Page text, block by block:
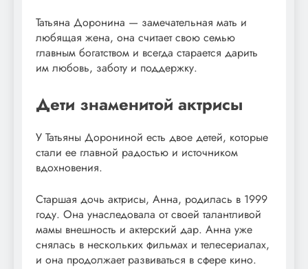
Татьяна Доронина — замечательная мать и
любящая жена, она считает свою семью
главным богатством и всегда старается дарить
им любовь, заботу и поддержку.
Дети знаменитой актрисы
У Татьяны Дорониной есть двое детей, которые
стали ее главной радостью и источником
вдохновения.
Старшая дочь актрисы, Анна, родилась в 1999
году. Она унаследовала от своей талантливой
мамы внешность и актерский дар. Анна уже
снялась в нескольких фильмах и телесериалах,
и она продолжает развиваться в сфере кино.